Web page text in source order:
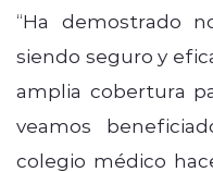
“Ha demostrado
siendo seguro y
amplia cobertura
veamos
colegio médico